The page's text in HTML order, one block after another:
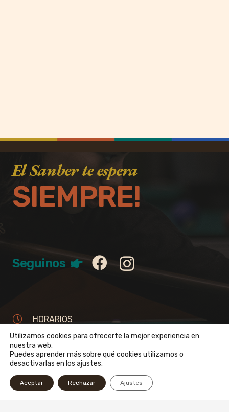
El Sanber te espera
SIEMPRE!
Seguinos
HORARIOS
Lunes a viernes de 10 a 3.30 hs.
Sábados de 8 a 3.30 hs.
Domingos de 18 a 2.00 hs.
+54 9 11 6563-7121
Utilizamos cookies para ofrecerte la mejor experiencia en
nuestra web.
Puedes aprender más sobre qué cookies utilizamos o
desactivarlas en los ajustes.
Aceptar Rechazar Ajustes